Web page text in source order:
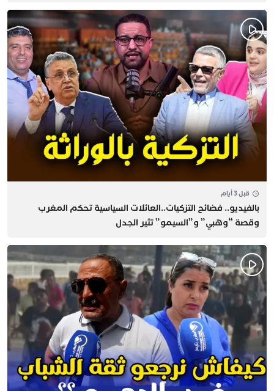
قبل 3 أيام
بالفيديو.. فضائح التزكيات..العائلات السياسية تحكم المغرب
وقصة “وهبي” و”السيمو” تثير الجدل